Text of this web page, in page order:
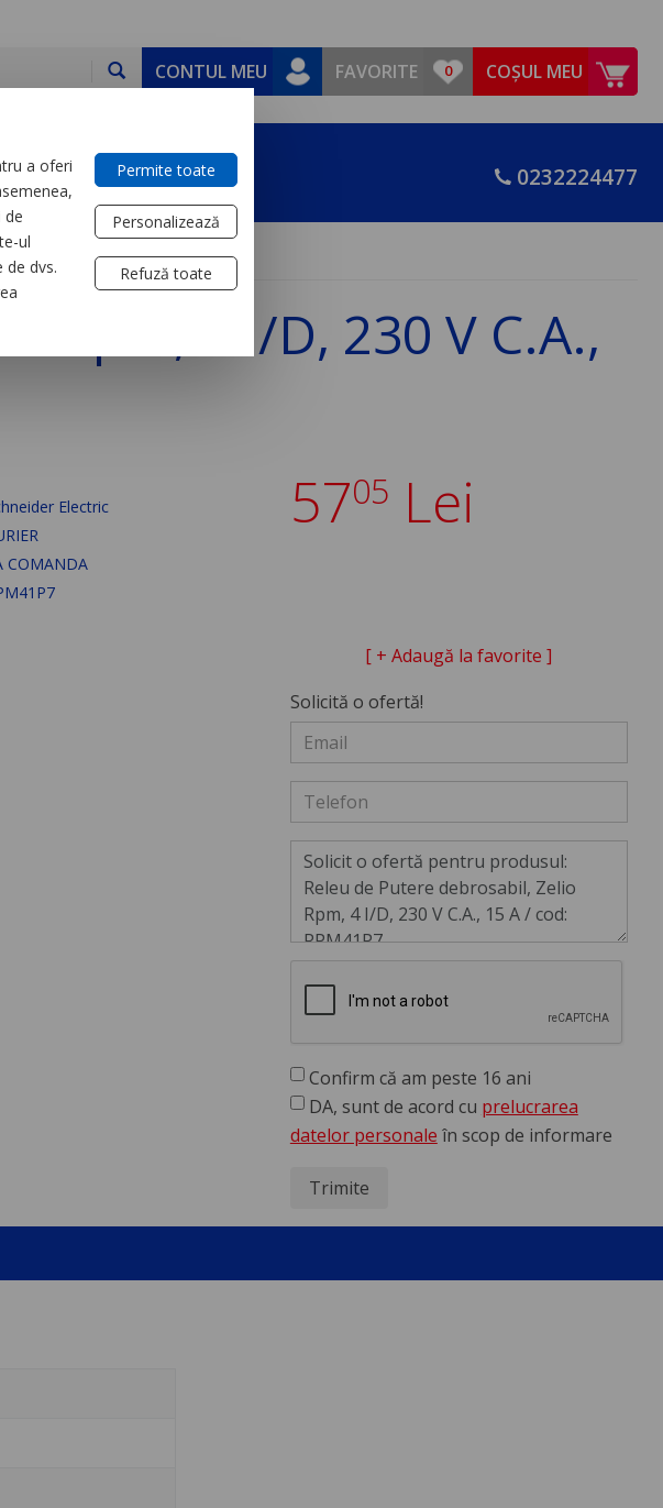
CONTUL MEU FAVORITE COȘUL MEU
CONTACT 0232224477
Rpm, 4 I/D, 230 V C.A.,
Electric
COMANDA
5705 Lei
[ + Adaugă la favorite ]
Solicită o ofertă!
Confirm că am peste 16 ani
DA, sunt de acord cu prelucrarea
datelor personale în scop de informare
Trimite
a oferi
de
ul
dvs.
Permite toate
Personalizează
Refuză toate